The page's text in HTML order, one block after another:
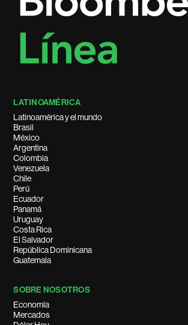
LATINOAMÉRICA
Latinoamérica y el mundo
Brasil
México
Argentina
Colombia
Venezuela
Chile
Perú
Ecuador
Panamá
Uruguay
Costa Rica
El Salvador
República Dominicana
Guatemala
SOBRE NOSOTROS
Economía
Mercados